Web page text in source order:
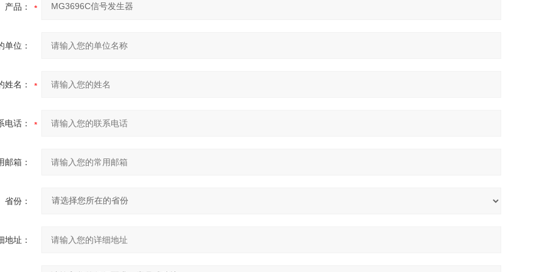
产品：
单位：
姓名：
电话：
邮箱：
省份：
地址：